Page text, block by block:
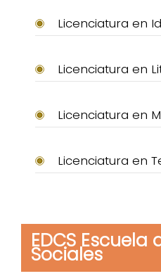
Licenciatura en
Licenciatura en
Licenciatura en
Licenciatura en
EDCS Escuela
Sociales